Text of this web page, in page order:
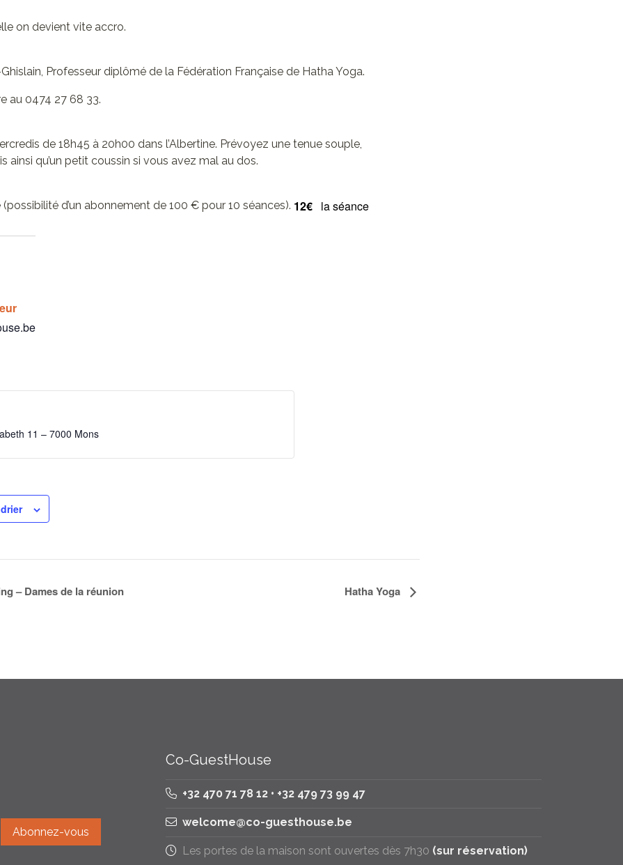
on devient vite accro.
Professeur diplômé de la Fédération Française de Hatha Yoga.
au 0474 27 68 33.
de 18h45 à 20h00 dans l’Albertine. Prévoyez une tenue souple,
ainsi qu’un petit coussin si vous avez mal au dos.
(possibilité d’un abonnement de 100 € pour 10 séances). 12€ la séance
11 – 7000 Mons
– Dames de la réunion Hatha Yoga
Co-GuestHouse
+32 470 71 78 12 • +32 479 73 99 47
welcome@co-guesthouse.be
Les portes de la maison sont ouvertes dès 7h30 (sur réservation)